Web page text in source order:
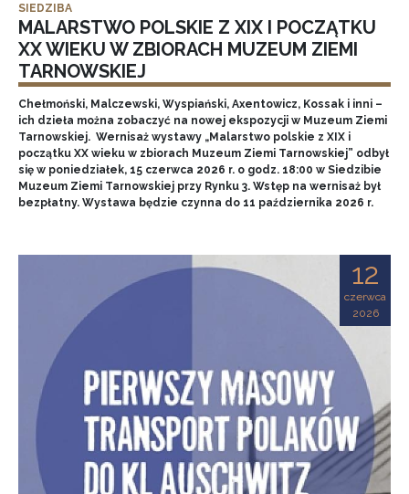
SIEDZIBA
MALARSTWO POLSKIE Z XIX I POCZĄTKU
XX WIEKU W ZBIORACH MUZEUM ZIEMI
TARNOWSKIEJ
Chełmoński, Malczewski, Wyspiański, Axentowicz, Kossak i inni –
ich dzieła można zobaczyć na nowej ekspozycji w Muzeum Ziemi
Tarnowskiej. Wernisaż wystawy „Malarstwo polskie z XIX i
początku XX wieku w zbiorach Muzeum Ziemi Tarnowskiej” odbył
się w poniedziałek, 15 czerwca 2026 r. o godz. 18:00 w Siedzibie
Muzeum Ziemi Tarnowskiej przy Rynku 3. Wstęp na wernisaż był
bezpłatny. Wystawa będzie czynna do 11 października 2026 r.
12
czerwca
2026